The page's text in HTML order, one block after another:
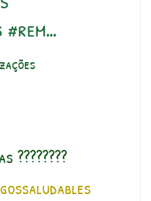
????????